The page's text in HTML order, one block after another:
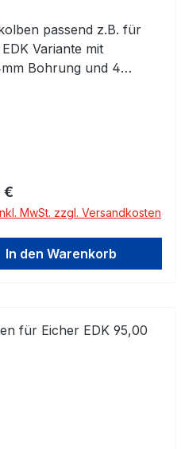
passend z.B. für
Variante mit
Bohrung und 4
Preis:
€
MwSt. zzgl. Versandkosten
In den Warenkorb